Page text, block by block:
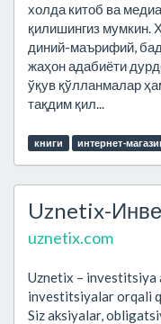
холда китоб ва
қилишингиз мумкин.
диний-маърифий,
жаҳон адабиёти
ўқув қўлланмалар
тақдим қил...
книги интернет-
Uznetix-
uznetix.com
Uznetix – investitsiya
investitsiyalar orqali
Siz aksiyalar,